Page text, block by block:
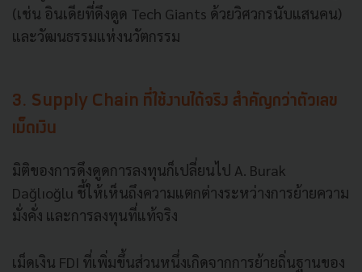
(เช่น อินเดียที่ดึงดูด Tech Giants ด้วยวิศวกรนับแสนคน)
และวัฒนธรรมแห่งนวัตกรรม
3. Supply Chain ที่ใช้งานได้จริง สำคัญกว่าตัวเลข
เม็ดเงิน
มิติของการดึงดูดการลงทุนก็เปลี่ยนไป A. Burak
Dağlıoğlu ชี้ให้เห็นถึงความแตกต่างระหว่างการย้ายความ
มั่งคั่ง และการลงทุนที่แท้จริง
เม็ดเงิน FDI ที่เพิ่มขึ้นส่วนหนึ่งเกิดจากการย้ายถิ่นฐานของ